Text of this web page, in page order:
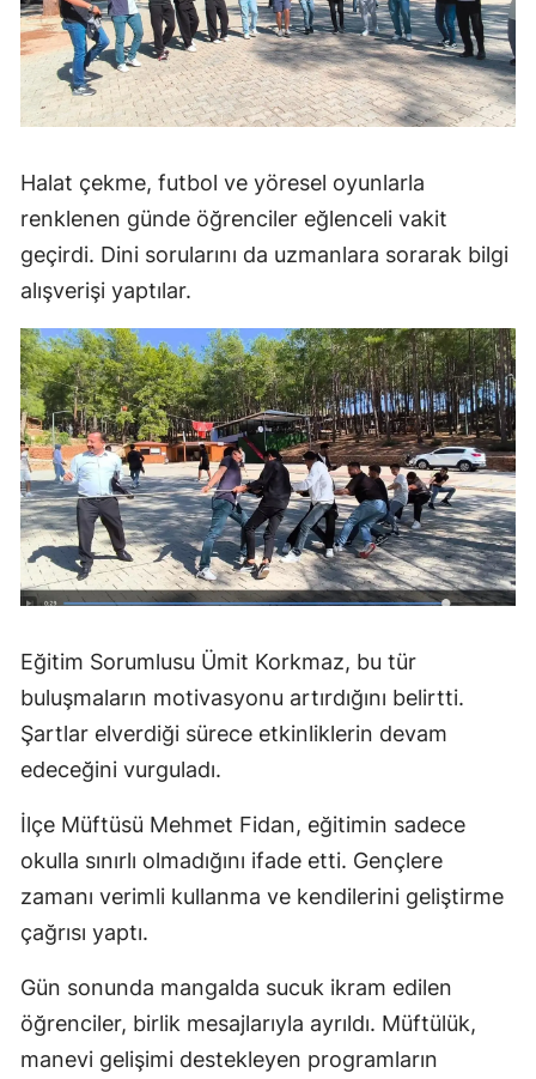
Halat çekme, futbol ve yöresel oyunlarla
renklenen günde öğrenciler eğlenceli vakit
geçirdi. Dini sorularını da uzmanlara sorarak bilgi
alışverişi yaptılar.
Eğitim Sorumlusu Ümit Korkmaz, bu tür
buluşmaların motivasyonu artırdığını belirtti.
Şartlar elverdiği sürece etkinliklerin devam
edeceğini vurguladı.
İlçe Müftüsü Mehmet Fidan, eğitimin sadece
okulla sınırlı olmadığını ifade etti. Gençlere
zamanı verimli kullanma ve kendilerini geliştirme
çağrısı yaptı.
Gün sonunda mangalda sucuk ikram edilen
öğrenciler, birlik mesajlarıyla ayrıldı. Müftülük,
manevi gelişimi destekleyen programların